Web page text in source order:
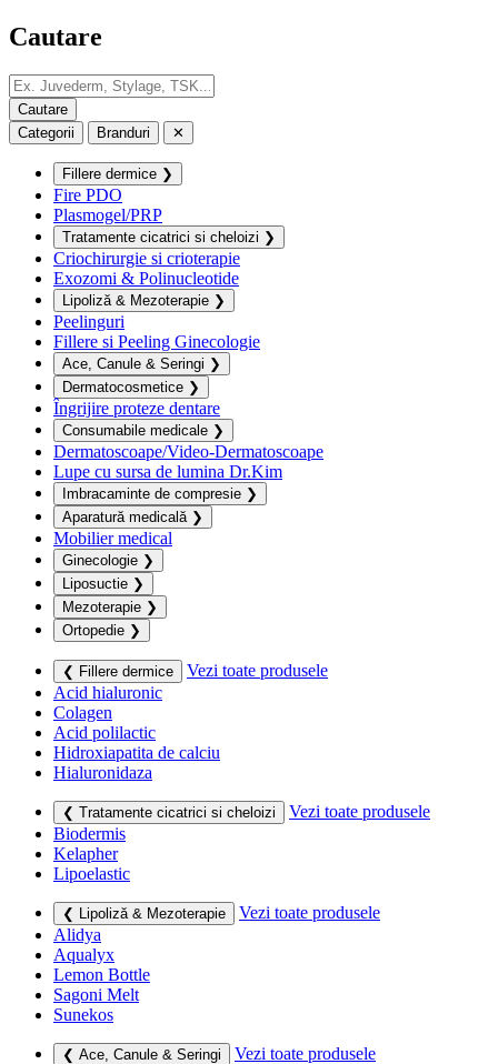
Cautare
Categorii Branduri ✕
Fillere dermice ❯
Fire PDO
Plasmogel/PRP
Tratamente cicatrici si cheloizi ❯
Criochirurgie si crioterapie
Exozomi & Polinucleotide
Lipoliză & Mezoterapie ❯
Peelinguri
Fillere si Peeling Ginecologie
Ace, Canule & Seringi ❯
Dermatocosmetice ❯
Îngrijire proteze dentare
Consumabile medicale ❯
Dermatoscoape/Video-Dermatoscoape
Lupe cu sursa de lumina Dr.Kim
Imbracaminte de compresie ❯
Aparatură medicală ❯
Mobilier medical
Ginecologie ❯
Liposuctie ❯
Mezoterapie ❯
Ortopedie ❯
❮ Fillere dermice
Vezi toate produsele
Acid hialuronic
Colagen
Acid polilactic
Hidroxiapatita de calciu
Hialuronidaza
❮ Tratamente cicatrici si cheloizi
Vezi toate produsele
Biodermis
Kelapher
Lipoelastic
❮ Lipoliză & Mezoterapie
Vezi toate produsele
Alidya
Aqualyx
Lemon Bottle
Sagoni Melt
Sunekos
❮ Ace, Canule & Seringi
Vezi toate produsele